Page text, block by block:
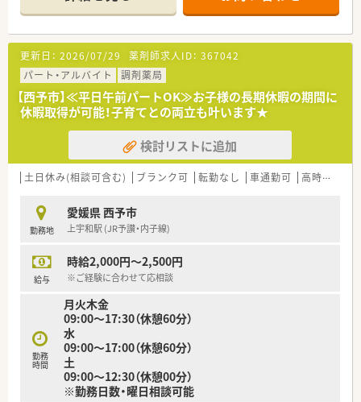
■薬剤師常時2名体制です。管理薬剤師は女性の方です。
人間関係もよく皆さんチームワークよく働かれています。
＜業務内容＞
■外来処方箋の対応がメインとなります。
■処方箋枚数は1日平均80枚/日。
■基幹病院門前と言うこともあり常備されている品目は1400品
目ございます。
■現在在宅の対応はございませんが、状況に応じてご対応頂く可
能性もございます。
＜研修制度＞
配属先の店舗で、実際に仕事をしながら全体的な業務を学びま
す。
配属先以外の店舗でも研修を行い、様々な処方を経験したり、
■教育・勉強会開催が大変充実しています。
処方医を招いて研修会、社内学術大会の開催（年1回）、
回)、
地域の医師会・薬剤師主催の勉強会、薬剤師会学術大会（全国・
県）、
企業主催の医療セミナー(在宅・介護関連など) 等々学べる機
会が多数ございます！
＜法人特徴＞
更新日： 2026/07/29 薬剤師求人ID： 367042
パート・アルバイト
調剤薬局
【西予市】≪平日午前パートOK≫お子様の長期休暇の期間に
休暇取得が可能！子育てとの両立も叶います★
検討リストに追加
土日休み(相談可含む) ブランク可 転勤なし 車通勤可 高時給(2,500円以上)
勤務地
愛媛県 西予市
上宇和駅 (JR予讃・内子線)
給与
時給2,000円～2,500円
※ご経験に合わせて応相談
勤務
時間
月火木金
09:00～17:30（休憩60分）
水
09:00～17:00（休憩60分）
土
09:00～12:30（休憩00分）
※勤務日数・曜日相談可能